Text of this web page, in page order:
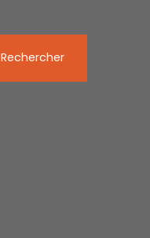
Rechercher